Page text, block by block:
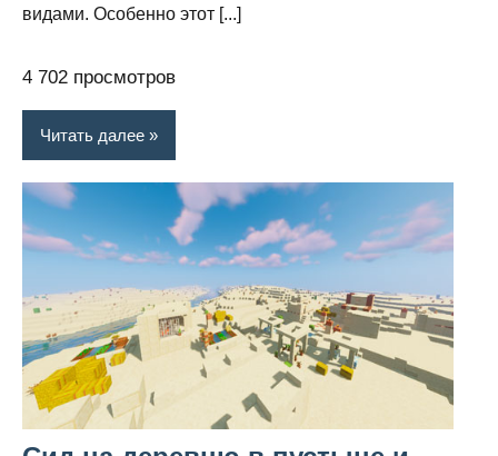
видами. Особенно этот [...]
4 702 просмотров
Читать далее